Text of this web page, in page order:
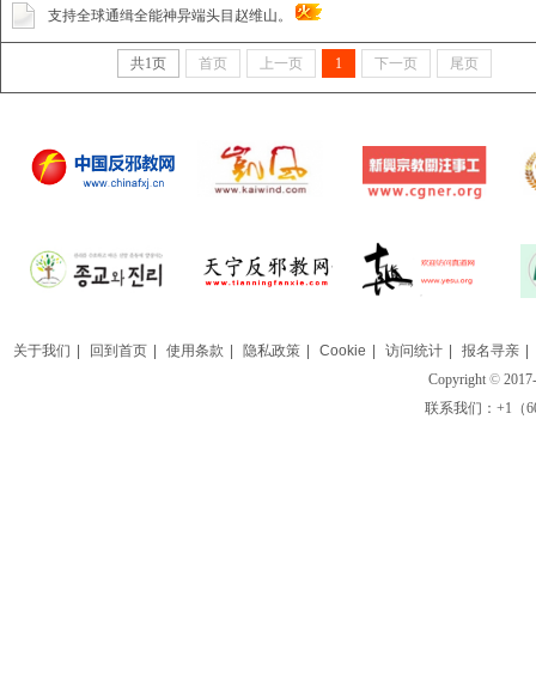
支持全球通缉全能神异端头目赵维山。
共1页 首页 上一页 1 下一页 尾页
关于我们 回到首页 使用条款 隐私政策 Cookie 访问统计 报名寻亲
Copyright ©
联系我们：+1（